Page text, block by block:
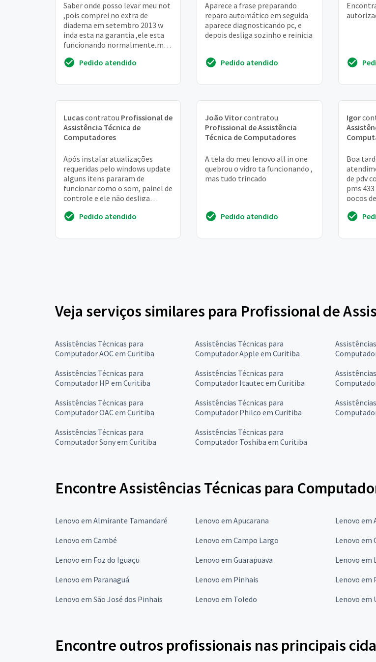
Saber onde posso levar meu not
,pois comprei no extra de
diadema em setembro 2013 w
inda esta na garantia ,ele esta
funcionando normalmente,mas
apaga tud...
Pedido atendido
Aparece a frase preparando
reparo automático em seguida
aparece diagnosticando pc, e
depois desliga sozinho e reinicia
Pedido atendido
Lucascontratou Profissional de
Assistência Técnica de
Computadores
Após instalar atualizações
requeridas pelo windows update
alguns itens pararam de
funcionar como o som, painel de
controle e ele não desliga
desligar, ele apena...
Pedido atendido
João Vitorcontratou
Profissional de Assistência
Técnica de Computadores
A tela do meu lenovo all in one
quebrou o vidro ta funcionando ,
mas tudo trincado
Pedido atendido
Igor
Boa
de pdv
pms
poços
loja 172,
Veja serviços similares para Profissional de
Assistências Técnicas para
Computador AOC em Curitiba
Assistências Técnicas para
Computador Apple em Curitiba
Assistências Técnicas para
Computador HP em Curitiba
Assistências Técnicas para
Computador Itautec em Curitiba
Assistências Técnicas para
Computador OAC em Curitiba
Assistências Técnicas para
Computador Philco em Curitiba
Assistências Técnicas para
Computador Sony em Curitiba
Assistências Técnicas para
Computador Toshiba em Curitiba
Encontre Assistências Técnicas para
Lenovo em Almirante Tamandaré Lenovo em Apucarana Lenovo em
Lenovo em Cambé
Lenovo em Campo Largo Lenovo em
Lenovo em Foz do Iguaçu
Lenovo em Guarapuava Lenovo em
Lenovo em Paranaguá
Lenovo em Pinhais Lenovo em
Lenovo em São José dos Pinhais
Lenovo em Toledo Lenovo em
Encontre outros profissionais nas principais